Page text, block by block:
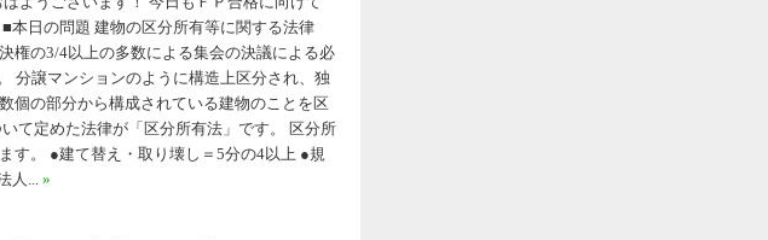
本日の問題 建物の区分所有等に関する法律
権の3/4以上の多数による集会の決議による必
分譲マンションのように構造上区分され、独
個の部分から構成されている建物のことを区
て定めた法律が「区分所有法」です。 区分所
す。 ●建て替え・取り壊し＝5分の4以上 ●規
人... »